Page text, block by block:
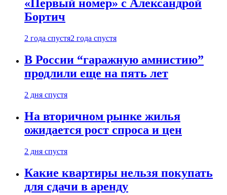
«Первый номер» с Александрой
Бортич
2 года спустя2 года спустя
В России “гаражную амнистию”
продлили еще на пять лет
2 дня спустя
На вторичном рынке жилья
ожидается рост спроса и цен
2 дня спустя
Какие квартиры нельзя покупать
для сдачи в аренду